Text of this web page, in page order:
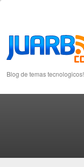
Blog de temas tecnologicos!